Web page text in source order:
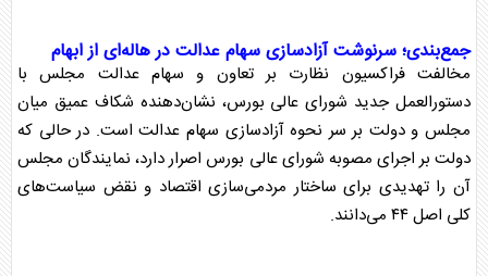
جمع‌بندی؛ سرنوشت آزادسازیسهام عدالتدر هاله‌ای از ابهام
مخالفت فراکسیون نظارت بر تعاون و سهام عدالت مجلسبا
دستورالعمل جدید شورای عالی بورس، نشان‌دهنده شکاف عمیق میان
مجلسو دولت بر سر نحوه آزادسازی سهام عدالتاست. در حالی که
دولت بر اجرای مصوبه شورای عالی بورس اصرار دارد، نمایندگان مجلس
آن را تهدیدی برای ساختار مردمی‌سازی اقتصاد و نقض سیاست‌های
کلی اصل ۴۴ می‌دانند.